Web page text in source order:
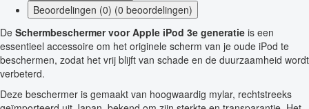
Beoordelingen (0) (0 beoordelingen)
De Schermbeschermer voor Apple iPod 3e generatie is een
essentieel accessoire om het originele scherm van je oude iPod te
beschermen, zodat het vrij blijft van schade en de duurzaamheid wordt
verbeterd.
Deze beschermer is gemaakt van hoogwaardig mylar, rechtstreeks